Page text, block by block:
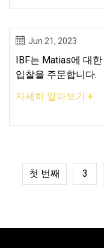
Jun 21, 2023
IBF는 Matias에 대
입찰을 주문합니다.
자세히 알아보기 +
첫 번째 3